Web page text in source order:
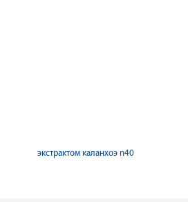
экстрактом каланхоэ n40